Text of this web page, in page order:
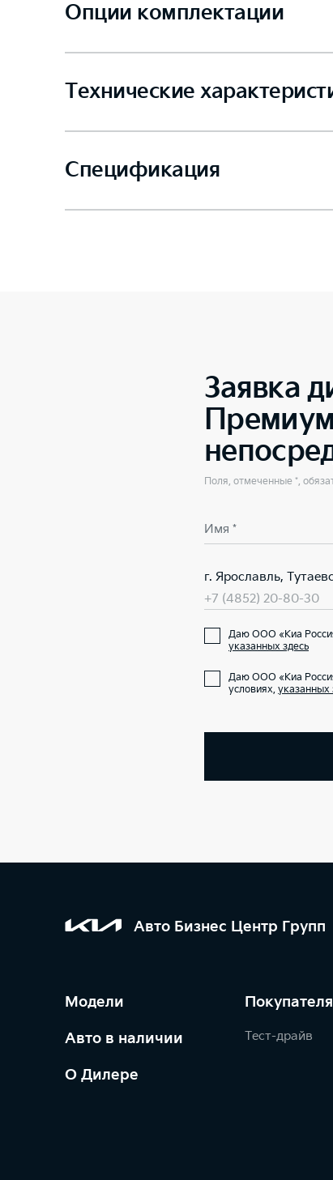
Опции комплектации
Технические
Спецификация
Заявка
Поля, отмеченные *,
Имя *
г. Ярославль,
+7 (4852) 20-80-30
Даю ООО «Киа
указанных здесь
Даю ООО «Киа
условиях, указанных
Авто Бизнес Центр Групп
Модели
Авто в наличии
О Дилере
Тест-драйв